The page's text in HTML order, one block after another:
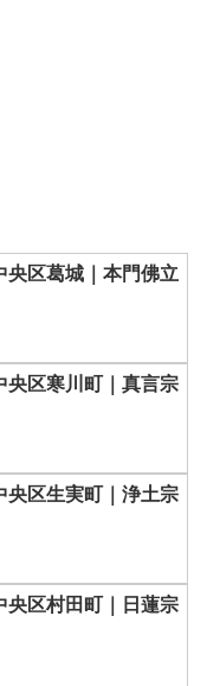
央区葛城｜本門佛立
央区寒川町｜真言宗
央区生実町｜浄土宗
央区村田町｜日蓮宗